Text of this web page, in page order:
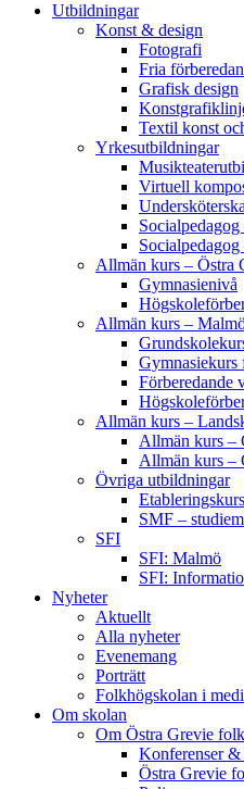
Utbildningar
Konst & design
Fotografi
Fria
Grafisk design
Textil konst
Yrkesutbildningar
Virtuell
Allmän kurs – Östra
Gymnasienivå
Allmän kurs –
Gymnasiekurs
Förberedande
Allmän kurs –
Allmän kurs –
Allmän kurs –
Övriga utbildningar
Etableringskurs
SMF –
SFI
SFI: Malmö
SFI:
Nyheter
Aktuellt
Alla nyheter
Evenemang
Porträtt
Folkhögskolan i
Om skolan
Om Östra Grevie
Konferenser &
Östra Grevie